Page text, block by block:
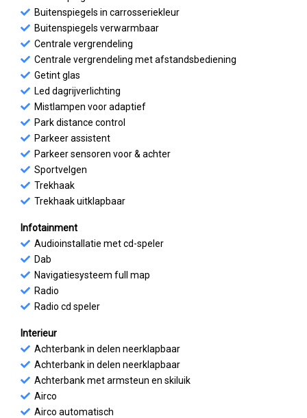
Buitenspiegels in carrosseriekleur
Buitenspiegels verwarmbaar
Centrale vergrendeling
Centrale vergrendeling met afstandsbediening
Getint glas
Led dagrijverlichting
Mistlampen voor adaptief
Park distance control
Parkeer assistent
Parkeer sensoren voor & achter
Sportvelgen
Trekhaak
Trekhaak uitklapbaar
Infotainment
Audioinstallatie met cd-speler
Dab
Navigatiesysteem full map
Radio
Radio cd speler
Interieur
Achterbank in delen neerklapbaar
Achterbank in delen neerklapbaar
Achterbank met armsteun en skiluik
Airco
Airco automatisch